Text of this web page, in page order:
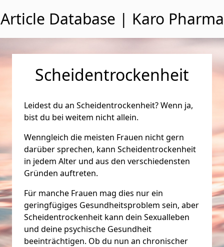
Article Database | Karo Pharma
Scheidentrockenheit
Leidest du an Scheidentrockenheit? Wenn ja,
bist du bei weitem nicht allein.
Wenngleich die meisten Frauen nicht gern
darüber sprechen, kann Scheidentrockenheit
in jedem Alter und aus den verschiedensten
Gründen auftreten.
Für manche Frauen mag dies nur ein
geringfügiges Gesundheitsproblem sein, aber
Scheidentrockenheit kann dein Sexualleben
und deine psychische Gesundheit
beeinträchtigen. Ob du nun an chronischer